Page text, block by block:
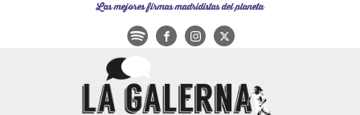
Las mejores firmas madridistas del planeta